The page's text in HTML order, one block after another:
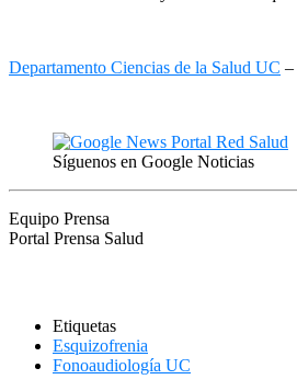
Departamento Ciencias de la Salud UC –
Síguenos en Google Noticias
Equipo Prensa
Portal Prensa Salud
Etiquetas
Esquizofrenia
Fonoaudiología UC